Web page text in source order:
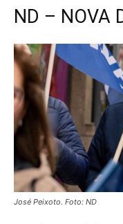
ND – NOVA
José Peixoto. Foto: ND